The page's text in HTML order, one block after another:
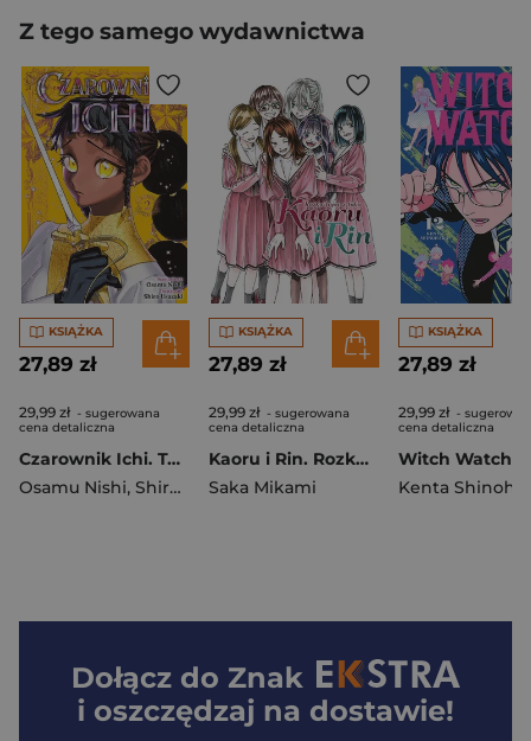
Z tego samego wydawnictwa
KSIĄŻKA
27,89 zł
29,99 zł - sugerowana
cena detaliczna
Czarownik Ichi. Tom 2
Osamu Nishi, Shiro Usazaki
KSIĄŻKA
27,89 zł
29,99 zł - sugerowana
cena detaliczna
Kaoru i Rin. Rozkwitając z tobą. Tom 10
Saka Mikami
KSIĄŻKA
27,89 zł
29,99 zł -
cena detaliczna
Kenta
Dołącz do Znak
i oszczędzaj na dostawie!